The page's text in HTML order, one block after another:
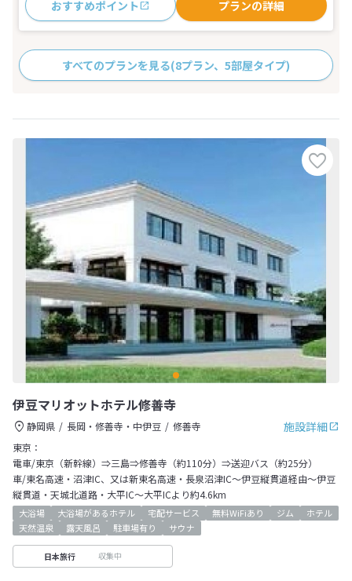
おすすめポイント プランの詳細
すべてのプランを見る(8プラン、5部屋タイプ)
伊豆マリオットホテル修善寺
施設詳細
静岡県 長岡・修善寺・中伊豆
修善寺
東京：
電車/東京（新幹線）⇒三島⇒修善寺（約110分）⇒送迎バス（約25分）
車/東名高速・沼津IC、又は新東名高速・長泉沼津IC～伊豆縦貫道経由～伊豆
縦貫道・天城北道路・大平IC～大平ICより約4.6km
大浴場 大浴場があるホテル 宅配サービス 無料WiFiあり ジム
ホテル
天然温泉
露天風呂 駐車場有り サウナ
日本旅行 収集中